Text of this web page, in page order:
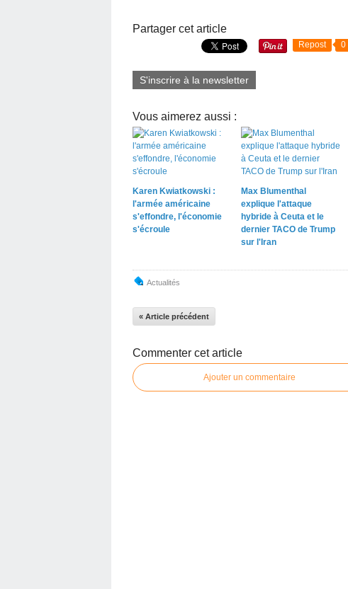
Partager cet article
Repost 0
S'inscrire à la newsletter
Vous aimerez aussi :
Karen Kwiatkowski :
l'armée américaine
s'effondre, l'économie
s'écroule
Max Blumenthal
explique l'attaque
hybride à Ceuta et le
dernier TACO de Trump
sur l'Iran
Actualités
« Article précédent
Commenter cet article
Ajouter un commentaire